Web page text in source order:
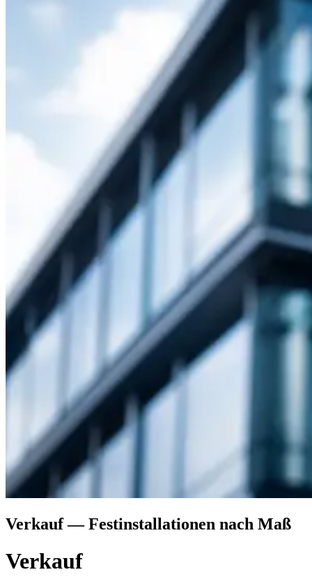
Verkauf—Festinstallationen nach Maß
Verkauf